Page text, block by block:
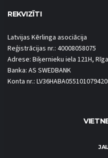
REKVIZĪTI
Latvijas Kērlinga asociācija
Reģistrācijas nr.: 40008058075
Adrese: Biķernieku iela 121H,
Banka: AS SWEDBANK
Konta nr.: